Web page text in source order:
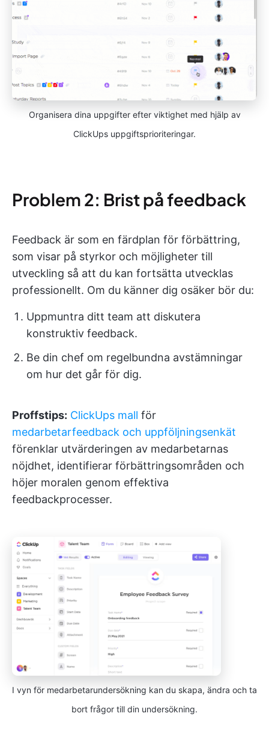
Organisera dina uppgifter efter viktighet med hjälp av
ClickUps uppgiftsprioriteringar.
Problem 2: Brist på feedback
Feedback är som en färdplan för förbättring,
som visar på styrkor och möjligheter till
utveckling så att du kan fortsätta utvecklas
professionellt. Om du känner dig osäker bör du:
Uppmuntra ditt team att diskutera
konstruktiv feedback.
Be din chef om regelbundna avstämningar
om hur det går för dig.
Proffstips: ClickUps mall för
medarbetarfeedback och uppföljningsenkät
förenklar utvärderingen av medarbetarnas
nöjdhet, identifierar förbättringsområden och
höjer moralen genom effektiva
feedbackprocesser.
I vyn för medarbetarundersökning kan du skapa, ändra och ta
bort frågor till din undersökning.